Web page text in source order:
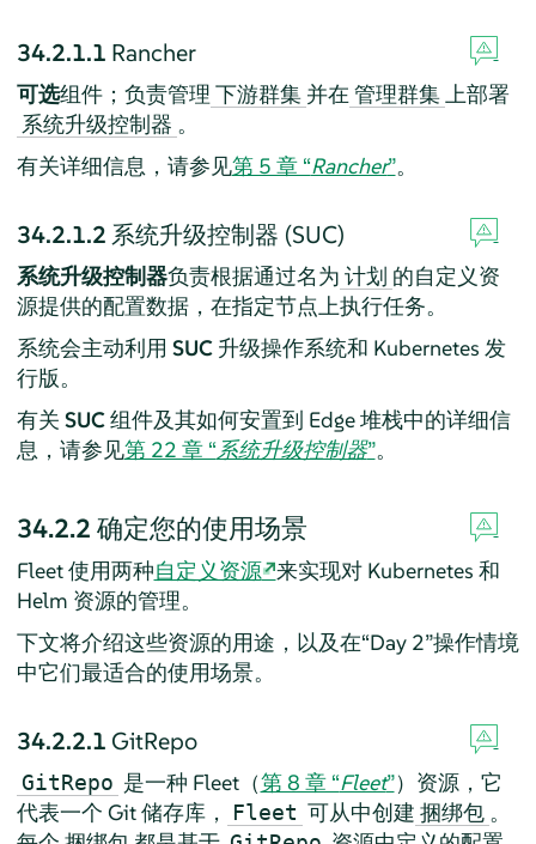
34.2.1.1 Rancher
可选组件；负责管理 下游群集 并在 管理群集 上部署
系统升级控制器 。
有关详细信息，请参见第 5 章 “Rancher”。
34.2.1.2 系统升级控制器 (SUC)
系统升级控制器负责根据通过名为 计划 的自定义资
源提供的配置数据，在指定节点上执行任务。
系统会主动利用 SUC升级操作系统和 Kubernetes 发
行版。
有关 SUC组件及其如何安置到 Edge 堆栈中的详细信
息，请参见第 22 章 “系统升级控制器”。
34.2.2 确定您的使用场景
Fleet 使用两种自定义资源 来实现对 Kubernetes 和
Helm 资源的管理。
下文将介绍这些资源的用途，以及在“Day 2”操作情境
中它们最适合的使用场景。
34.2.2.1 GitRepo
GitRepo 是一种 Fleet（第 8 章 “Fleet”）资源，它
代表一个 Git 储存库，
Fleet 可从中创建 捆绑包 。